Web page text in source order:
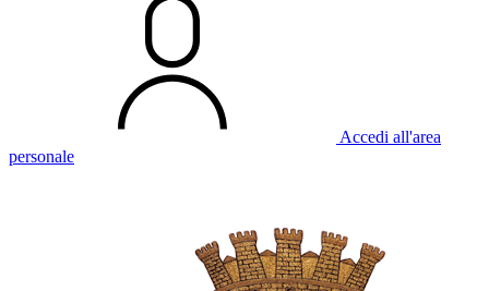
Accedi all'area
personale